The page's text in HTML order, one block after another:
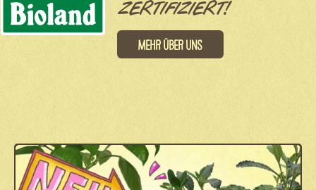
ZERTIFIZIERT!
Mehr über uns